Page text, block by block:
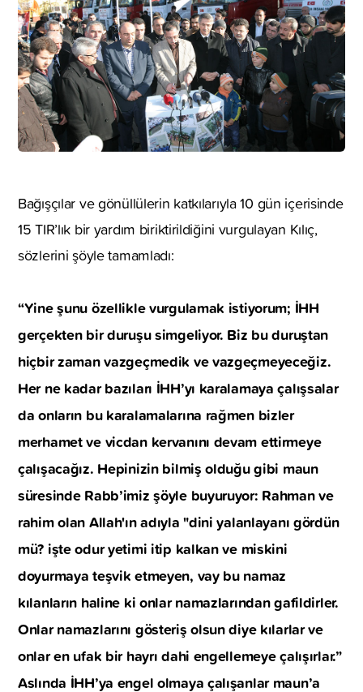
Bağışçılar ve gönüllülerin katkılarıyla 10 gün içerisinde
15 TIR’lık bir yardım biriktirildiğini vurgulayan Kılıç,
sözlerini şöyle tamamladı:
“Yine şunu özellikle vurgulamak istiyorum; İHH
gerçekten bir duruşu simgeliyor. Biz bu duruştan
hiçbir zaman vazgeçmedik ve vazgeçmeyeceğiz.
Her ne kadar bazıları İHH’yı karalamaya çalışsalar
da onların bu karalamalarına rağmen bizler
merhamet ve vicdan kervanını devam ettirmeye
çalışacağız. Hepinizin bilmiş olduğu gibi maun
süresinde Rabb’imiz şöyle buyuruyor: Rahman ve
rahim olan Allah'ın adıyla "dini yalanlayanı gördün
mü? işte odur yetimi itip kalkan ve miskini
doyurmaya teşvik etmeyen, vay bu namaz
kılanların haline ki onlar namazlarından gafildirler.
Onlar namazlarını gösteriş olsun diye kılarlar ve
onlar en ufak bir hayrı dahi engellemeye çalışırlar.”
Aslında İHH’ya engel olmaya çalışanlar maun’a